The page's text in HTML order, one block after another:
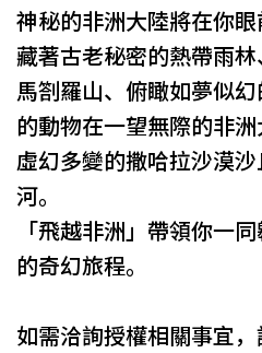
神秘的非洲大陸將在你
藏著古老秘密的熱帶雨
馬劄羅山、俯瞰如夢似
的動物在一望無際的非
虛幻多變的撒哈拉沙漠
河。
「飛越非洲」帶領你一
的奇幻旅程。
如需洽詢授權相關事宜，